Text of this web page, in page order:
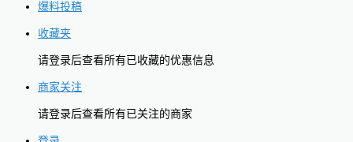
爆料投稿
收藏夹
请登录后查看所有已收藏的优惠信息
商家关注
请登录后查看所有已关注的商家